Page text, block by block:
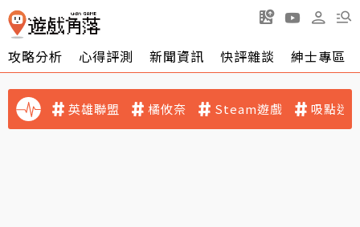
攻略分析 心得評測 新聞資訊 快評雜談 紳士專區
英雄聯盟 橘攸奈 Steam遊戲 吸點迷